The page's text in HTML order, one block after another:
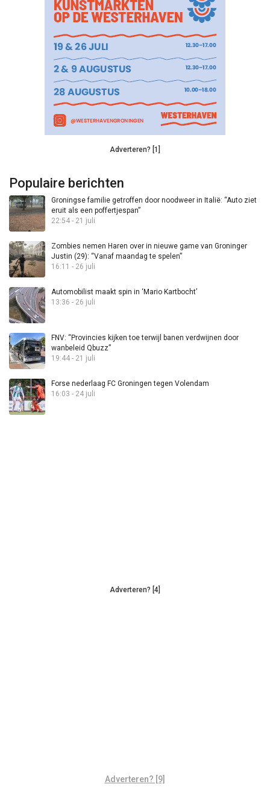
Adverteren? [1]
Populaire berichten
Groningse familie getroffen door noodweer in Italië: “Auto ziet
eruit als een poffertjespan”
22:54 - 21 juli
Zombies nemen Haren over in nieuwe game van Groninger
Justin (29): “Vanaf maandag te spelen”
16:11 - 26 juli
Automobilist maakt spin in ‘Mario Kartbocht’
13:36 - 26 juli
FNV: “Provincies kijken toe terwijl banen verdwijnen door
wanbeleid Qbuzz”
19:44 - 21 juli
Forse nederlaag FC Groningen tegen Volendam
16:03 - 24 juli
Adverteren? [4]
Adverteren? [9]